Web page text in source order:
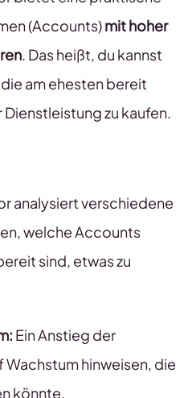
(Accounts)mit hoher
. Das heißt, du kannst
am ehesten bereit
zu kaufen.
analysiert verschiedene
welche Accounts
sind, etwas zu
Ein Anstieg der
Wachstum hinweisen, die
könnte.